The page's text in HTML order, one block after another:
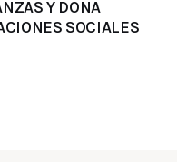
Y DONA
SOCIALES